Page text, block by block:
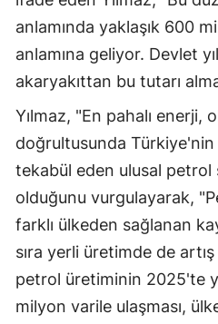
anlamında yaklaşık 600
anlamına geliyor. Devlet
akaryakıttan bu tutarı
Yılmaz, "En pahalı enerji,
doğrultusunda
tekabül eden ulusal petrol
olduğunu vurgulayarak,
farklı ülkeden sağlanan
sıra yerli üretimde de
petrol üretiminin 2025'te
milyon varile ulaşması,